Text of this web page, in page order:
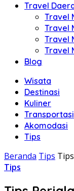
Travel
Travel
Travel
Travel
Travel
Blog
Wisata
Destinasi
Kuliner
Transportasi
Akomodasi
Tips
Beranda Tips
Tips